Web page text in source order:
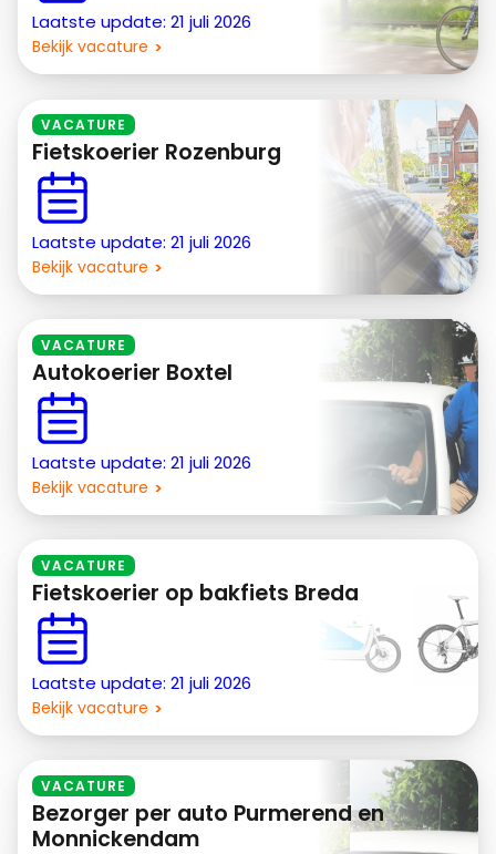
Laatste update: 21 juli 2026
Bekijk vacature
VACATURE
Fietskoerier Rozenburg
Laatste update: 21 juli 2026
Bekijk vacature
VACATURE
Autokoerier Boxtel
Laatste update: 21 juli 2026
Bekijk vacature
VACATURE
Fietskoerier op bakfiets Breda
Laatste update: 21 juli 2026
Bekijk vacature
VACATURE
Bezorger per auto Purmerend en
Monnickendam